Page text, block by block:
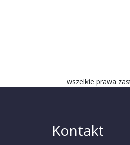
wszelkie prawa
Kontakt